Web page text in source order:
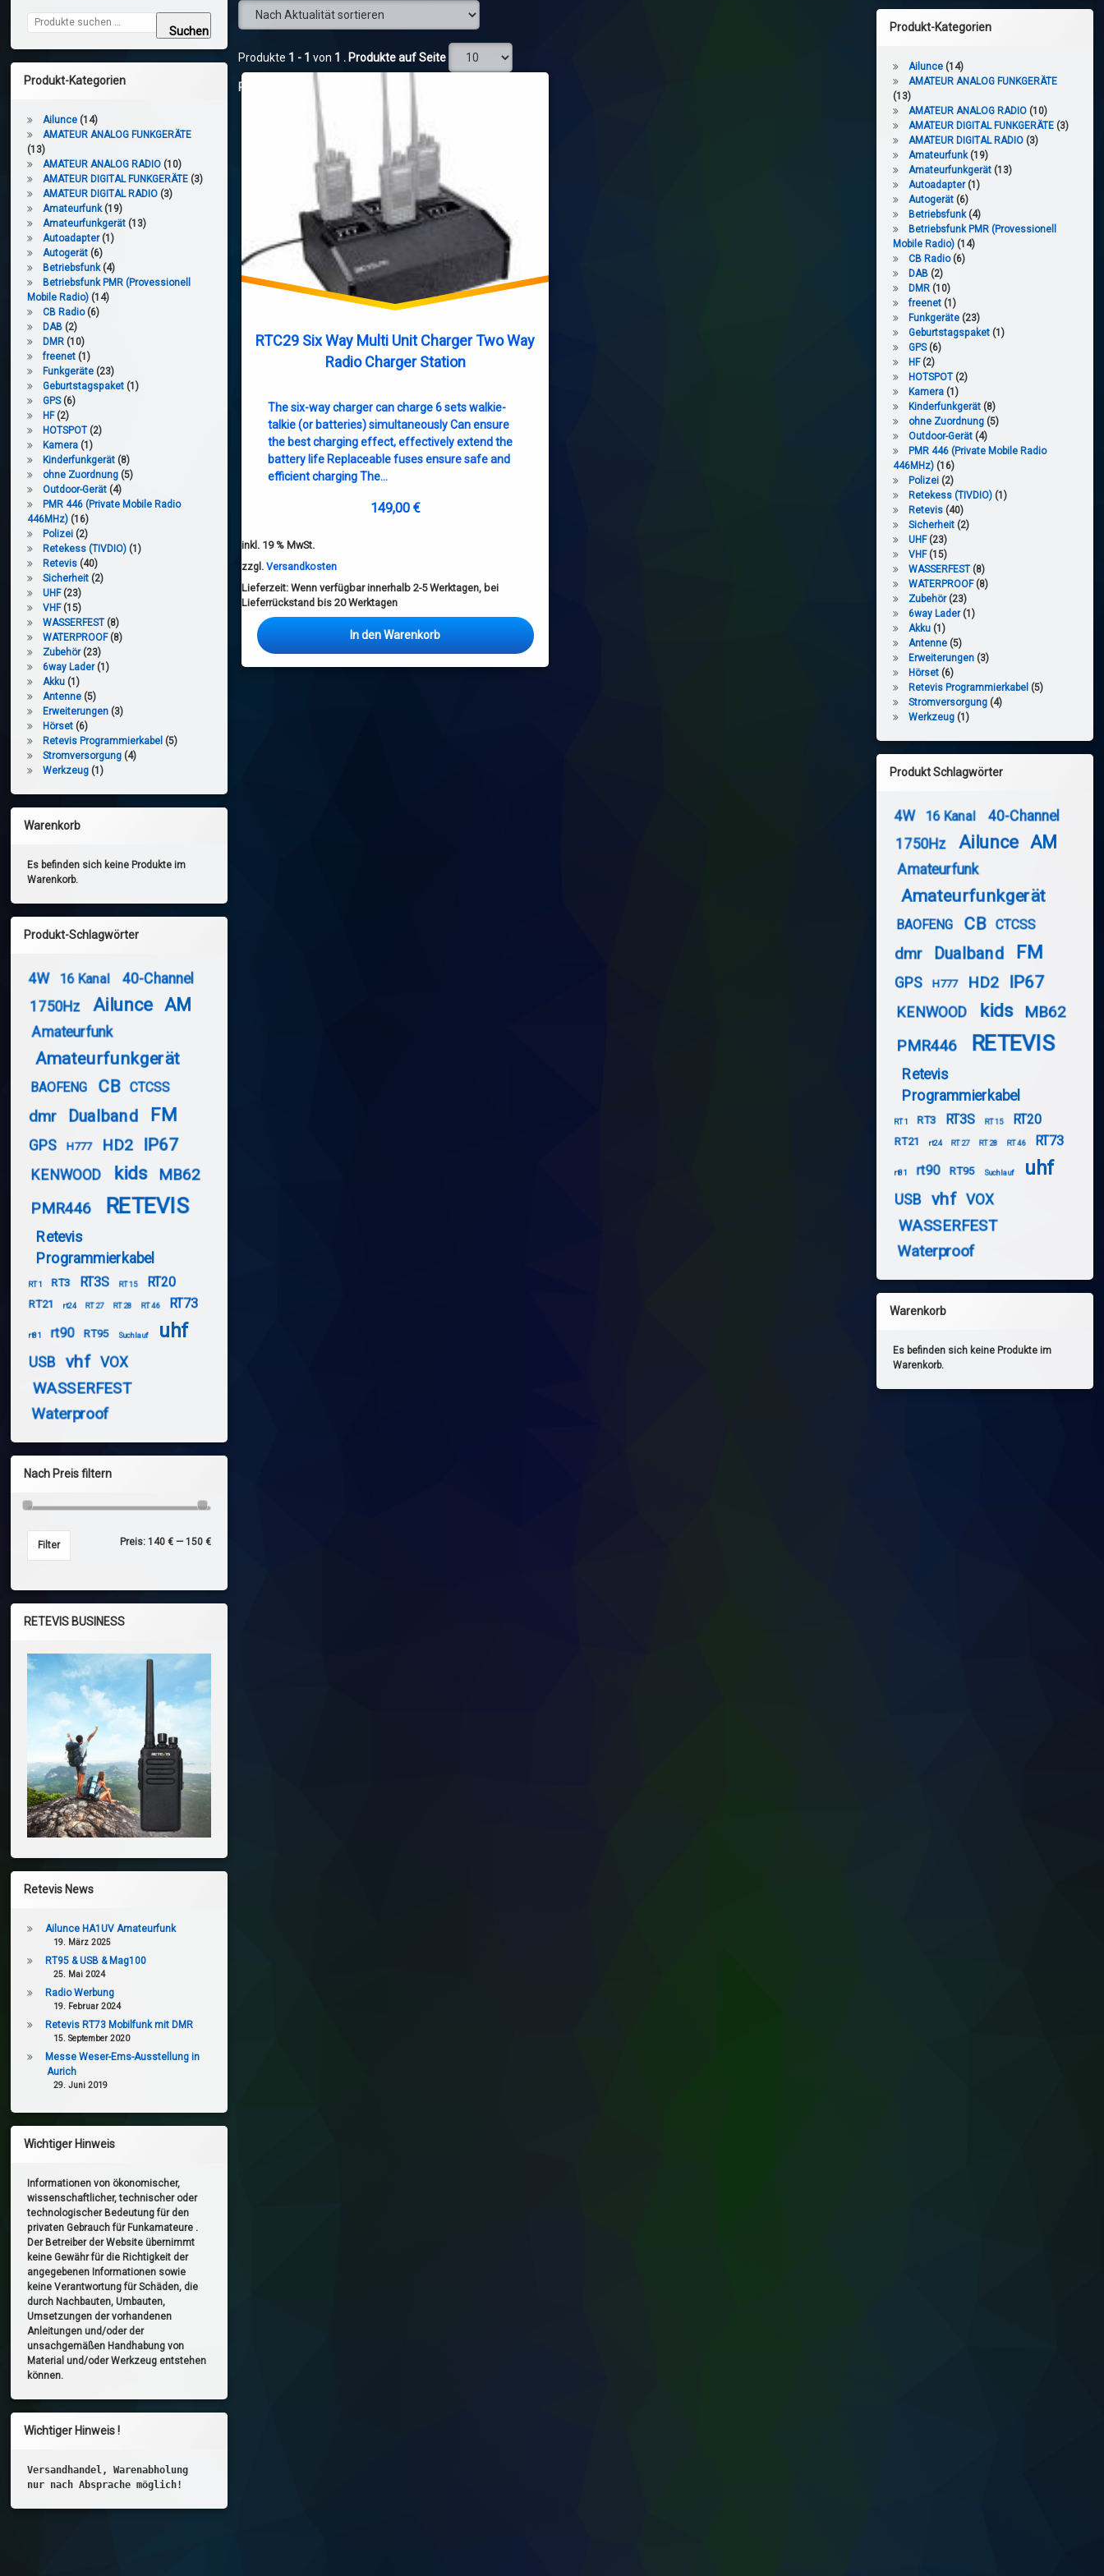
Produkte 1 - 1 von 1 . Produkte auf Seite
RTC29 Six Way Multi Unit Charger Two Way
Radio Charger Station
The six-way charger can charge 6 sets walkie-
talkie (or batteries) simultaneously Can ensure
the best charging effect, effectively extend the
battery life Replaceable fuses ensure safe and
efficient charging The…
149,00 €
inkl. 19 % MwSt.
zzgl. Versandkosten
Lieferzeit: Wenn verfügbar innerhalb 2-5 Werktagen, bei
Lieferrückstand bis 20 Werktagen
In den Warenkorb
Produkte von
Suchen nach:
Suchen
Produkt-Kategorien
Ailunce (14)
AMATEUR ANALOG FUNKGERÄTE
(13)
AMATEUR ANALOG RADIO (10)
AMATEUR DIGITAL FUNKGERÄTE (3)
AMATEUR DIGITAL RADIO (3)
Amateurfunk (19)
Amateurfunkgerät (13)
Autoadapter (1)
Autogerät (6)
Betriebsfunk (4)
Betriebsfunk PMR (Provessionell
Mobile Radio) (14)
CB Radio (6)
DAB (2)
DMR (10)
freenet (1)
Funkgeräte (23)
Geburtstagspaket (1)
GPS (6)
HF (2)
HOTSPOT (2)
Kamera (1)
Kinderfunkgerät (8)
ohne Zuordnung (5)
Outdoor-Gerät (4)
PMR 446 (Private Mobile Radio
446MHz) (16)
Polizei (2)
Retekess (TIVDIO) (1)
Retevis (40)
Sicherheit (2)
UHF (23)
VHF (15)
WASSERFEST (8)
WATERPROOF (8)
Zubehör (23)
6way Lader (1)
Akku (1)
Antenne (5)
Erweiterungen (3)
Hörset (6)
Retevis Programmierkabel (5)
Stromversorgung (4)
Werkzeug (1)
Warenkorb
Es befinden sich keine Produkte im
Warenkorb.
Produkt-Schlagwörter
4W 16 Kanal
40-Channel
1750Hz
Ailunce AM
Amateurfunk
Amateurfunkgerät
BAOFENG CB CTCSS
dmr Dualband FM
GPS H777 HD2 IP67
KENWOOD kids
MB62
PMR446
RETEVIS
Retevis
Programmierkabel
RT1 RT3 RT3S RT15 RT20
RT21 rt24 RT27 RT28 RT46 RT73
rt81 rt90 RT95 Suchlauf uhf
USB vhf VOX
WASSERFEST
Waterproof
Nach Preis filtern
Min. Preis
Max. Preis
Filter Preis: 140 €—150 €
RETEVIS BUSINESS
Retevis News
Ailunce HA1UV Amateurfunk
19. März 2025
RT95 & USB & Mag100
25. Mai 2024
Radio Werbung
19. Februar 2024
Retevis RT73 Mobilfunk mit DMR
15. September 2020
Messe Weser-Ems-Ausstellung in
Aurich
29. Juni 2019
Wichtiger Hinweis
Informationen von ökonomischer,
wissenschaftlicher, technischer oder
technologischer Bedeutung für den
privaten Gebrauch für Funkamateure .
Der Betreiber der Website übernimmt
keine Gewähr für die Richtigkeit der
angegebenen Informationen sowie
keine Verantwortung für Schäden, die
durch Nachbauten, Umbauten,
Umsetzungen der vorhandenen
Anleitungen und/oder der
unsachgemäßen Handhabung von
Material und/oder Werkzeug entstehen
können.
Wichtiger Hinweis !
Versandhandel, Warenabholung
nur nach Absprache möglich!
Produkt-Kategorien
Ailunce (14)
AMATEUR ANALOG FUNKGERÄTE
(13)
AMATEUR ANALOG RADIO (10)
AMATEUR DIGITAL FUNKGERÄTE (3)
AMATEUR DIGITAL RADIO (3)
Amateurfunk (19)
Amateurfunkgerät (13)
Autoadapter (1)
Autogerät (6)
Betriebsfunk (4)
Betriebsfunk PMR (Provessionell
Mobile Radio) (14)
CB Radio (6)
DAB (2)
DMR (10)
freenet (1)
Funkgeräte (23)
Geburtstagspaket (1)
GPS (6)
HF (2)
HOTSPOT (2)
Kamera (1)
Kinderfunkgerät (8)
ohne Zuordnung (5)
Outdoor-Gerät (4)
PMR 446 (Private Mobile Radio
446MHz) (16)
Polizei (2)
Retekess (TIVDIO) (1)
Retevis (40)
Sicherheit (2)
UHF (23)
VHF (15)
WASSERFEST (8)
WATERPROOF (8)
Zubehör (23)
6way Lader (1)
Akku (1)
Antenne (5)
Erweiterungen (3)
Hörset (6)
Retevis Programmierkabel (5)
Stromversorgung (4)
Werkzeug (1)
Produkt Schlagwörter
4W 16 Kanal
40-Channel
1750Hz
Ailunce AM
Amateurfunk
Amateurfunkgerät
BAOFENG CB CTCSS
dmr Dualband FM
GPS H777 HD2 IP67
KENWOOD kids
MB62
PMR446
RETEVIS
Retevis
Programmierkabel
RT1 RT3 RT3S RT15 RT20
RT21 rt24 RT27 RT28 RT46 RT73
rt81 rt90 RT95 Suchlauf uhf
USB vhf VOX
WASSERFEST
Waterproof
Warenkorb
Es befinden sich keine Produkte im
Warenkorb.